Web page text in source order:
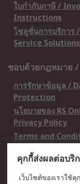
ใบกำกับภาษี /
Instructions
โซลูชั่นการบริการ /
Service Solutions
ชอบด้วยกฎหมาย
การรักษาข้อมูล /
Protection
นโยบายของ RS
Privacy Policy
Terms and
เกี่ยวกับ RS /
คุกกี้ส่งผลต่อบริ
เว็บไซต์ของเราใช้